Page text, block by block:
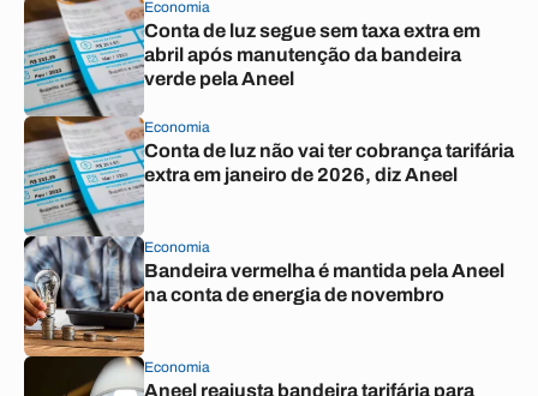
Economia
Conta de luz segue sem taxa extra em
abril após manutenção da bandeira
verde pela Aneel
Economia
Conta de luz não vai ter cobrança tarifária
extra em janeiro de 2026, diz Aneel
Economia
Bandeira vermelha é mantida pela Aneel
na conta de energia de novembro
Economia
Aneel reajusta bandeira tarifária para